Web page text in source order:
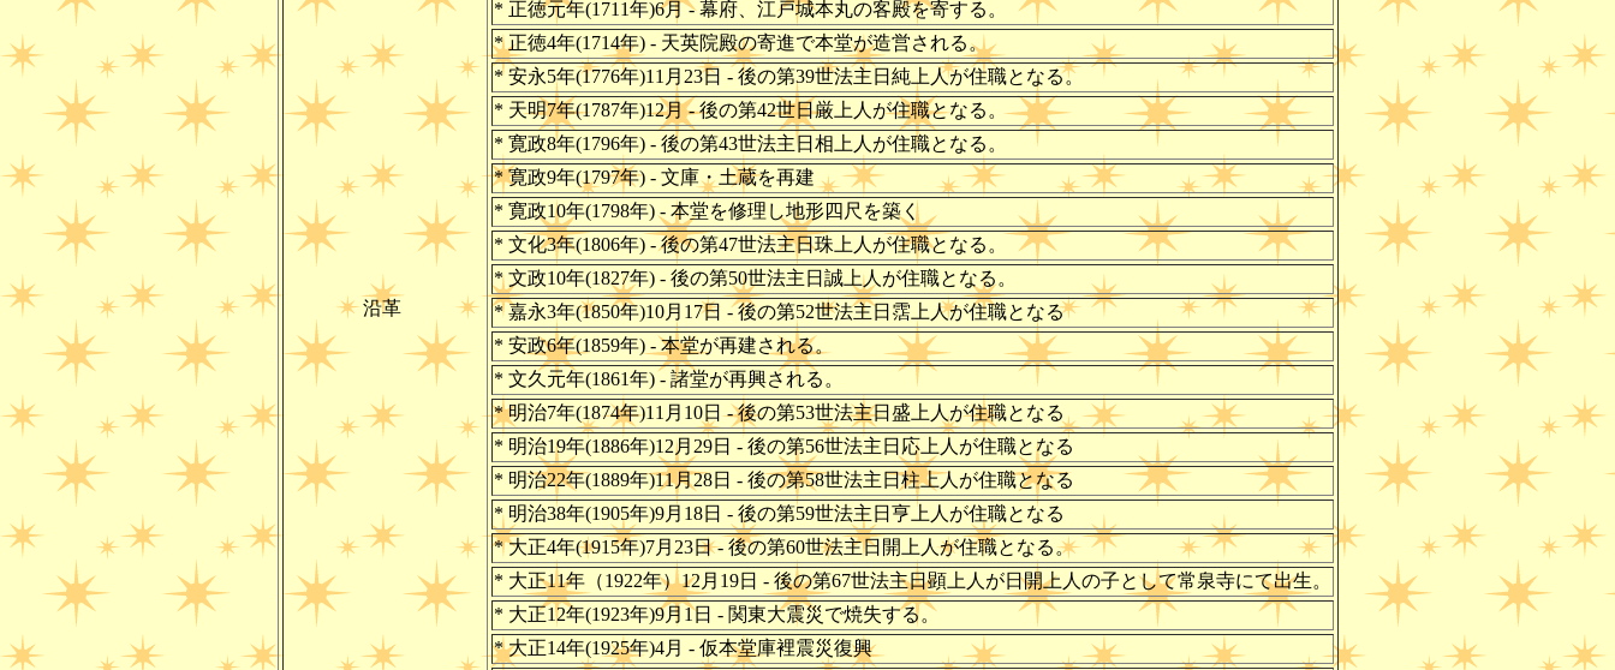
沿革
* 正徳元年(1711年)6月 - 幕府、江戸城本丸の客殿を寄する。
* 正徳4年(1714年) - 天英院殿の寄進で本堂が造営される。
* 安永5年(1776年)11月23日 - 後の第39世法主日純上人が住職となる。
* 天明7年(1787年)12月 - 後の第42世日厳上人が住職となる。
* 寛政8年(1796年) - 後の第43世法主日相上人が住職となる。
* 寛政9年(1797年) - 文庫・土蔵を再建
* 寛政10年(1798年) - 本堂を修理し地形四尺を築く
* 文化3年(1806年) - 後の第47世法主日珠上人が住職となる。
* 文政10年(1827年) - 後の第50世法主日誠上人が住職となる。
* 嘉永3年(1850年)10月17日 - 後の第52世法主日霑上人が住職となる
* 安政6年(1859年) - 本堂が再建される。
* 文久元年(1861年) - 諸堂が再興される。
* 明治7年(1874年)11月10日 - 後の第53世法主日盛上人が住職となる
* 明治19年(1886年)12月29日 - 後の第56世法主日応上人が住職となる
* 明治22年(1889年)11月28日 - 後の第58世法主日柱上人が住職となる
* 明治38年(1905年)9月18日 - 後の第59世法主日亨上人が住職となる
* 大正4年(1915年)7月23日 - 後の第60世法主日開上人が住職となる。
* 大正11年（1922年）12月19日 - 後の第67世法主日顕上人が日開上人の子として常泉寺にて出生。
* 大正12年(1923年)9月1日 - 関東大震災で焼失する。
* 大正14年(1925年)4月 - 仮本堂庫裡震災復興